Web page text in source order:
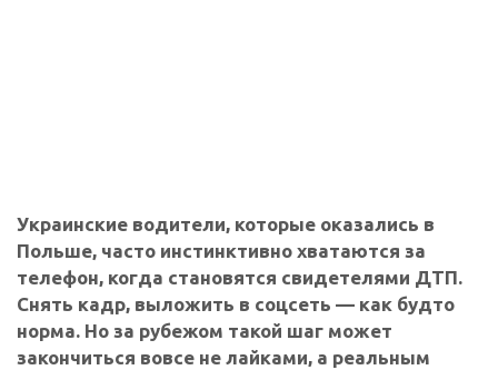
Украинские водители, которые оказались в
Польше, часто инстинктивно хватаются за
телефон, когда становятся свидетелями ДТП.
Снять кадр, выложить в соцсеть — как будто
норма. Но за рубежом такой шаг может
закончиться вовсе не лайками, а реальным